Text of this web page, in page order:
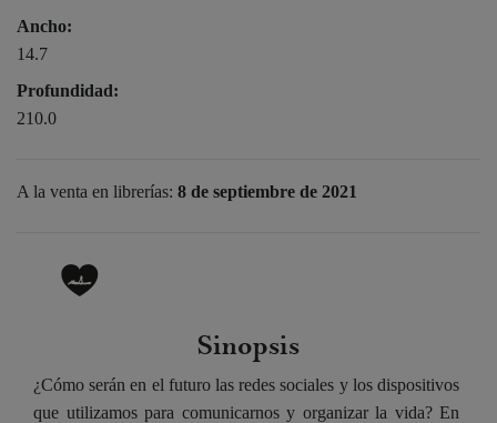
Ancho:
14.7
Profundidad:
210.0
A la venta en librerías: 8 de septiembre de 2021
Sinopsis
¿Cómo serán en el futuro las redes sociales y los dispositivos
que utilizamos para comunicarnos y organizar la vida? En